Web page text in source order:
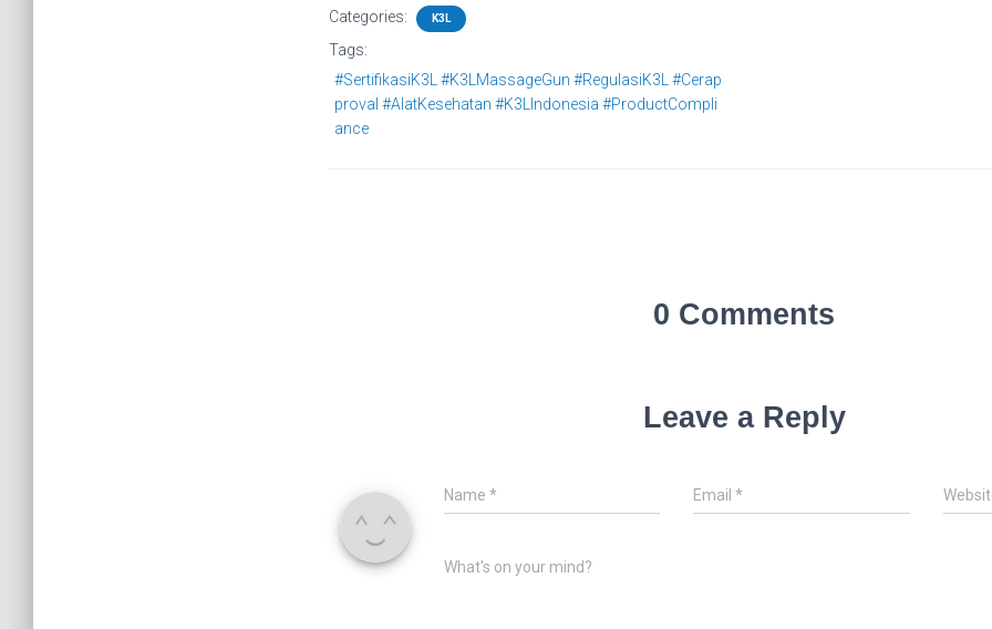
Categories: K3L
Tags:
#SertifikasiK3L #K3LMassageGun #RegulasiK3L #Cerap
proval #AlatKesehatan #K3LIndonesia #ProductCompli
ance
0 Comments
Leave a Reply
Name * Email*
What's on your mind?